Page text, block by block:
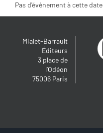
Pas d'évènement à cette date
Mialet-Barrault
Éditeurs
3 place de
l’Odéon
75006 Paris